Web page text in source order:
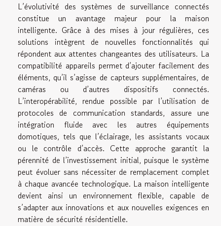
L’évolutivité des systèmes de surveillance connectés
constitue un avantage majeur pour la maison
intelligente. Grâce à des mises à jour régulières, ces
solutions intègrent de nouvelles fonctionnalités qui
répondent aux attentes changeantes des utilisateurs. La
compatibilité appareils permet d’ajouter facilement des
éléments, qu’il s’agisse de capteurs supplémentaires, de
caméras ou d’autres dispositifs connectés.
L’interopérabilité, rendue possible par l’utilisation de
protocoles de communication standards, assure une
intégration fluide avec les autres équipements
domotiques, tels que l’éclairage, les assistants vocaux
ou le contrôle d’accès. Cette approche garantit la
pérennité de l’investissement initial, puisque le système
peut évoluer sans nécessiter de remplacement complet
à chaque avancée technologique. La maison intelligente
devient ainsi un environnement flexible, capable de
s’adapter aux innovations et aux nouvelles exigences en
matière de sécurité résidentielle.